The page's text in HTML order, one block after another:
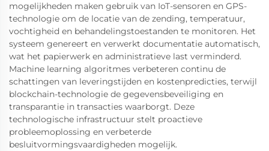
mogelijkheden maken gebruik van IoT-sensoren en GPS-
technologie om de locatie van de zending, temperatuur,
vochtigheid en behandelingstoestanden te monitoren. Het
systeem genereert en verwerkt documentatie automatisch,
wat het papierwerk en administratieve last verminderd.
Machine learning algoritmes verbeteren continu de
schattingen van leveringstijden en kostenpredicties, terwijl
blockchain-technologie de gegevensbeveiliging en
transparantie in transacties waarborgt. Deze
technologische infrastructuur stelt proactieve
probleemoplossing en verbeterde
besluitvormingsvaardigheden mogelijk.